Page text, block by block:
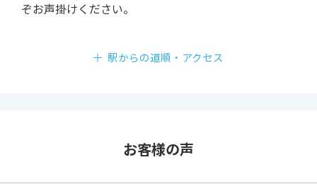
ぞお声掛けください。
駅からの道順・アクセス
お客様の声